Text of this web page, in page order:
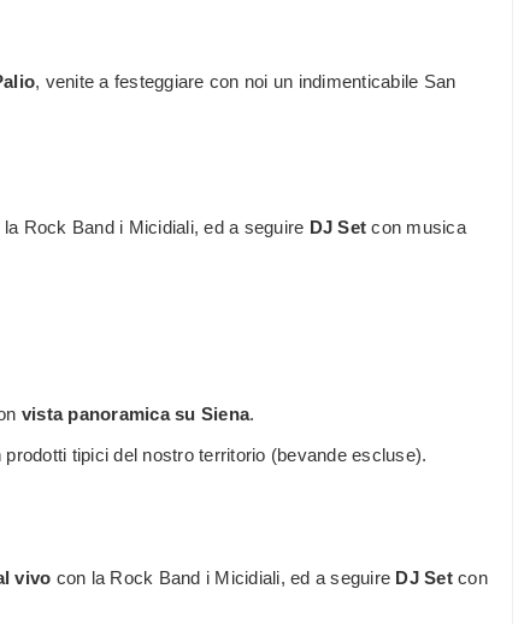
, venite a festeggiare con noi un indimenticabile San
la Rock Band i Micidiali, ed a seguire DJ Set con musica
vista panoramica su Siena.
tipici del nostro territorio (bevande escluse).
vivo con la Rock Band i Micidiali, ed a seguire DJ Setcon